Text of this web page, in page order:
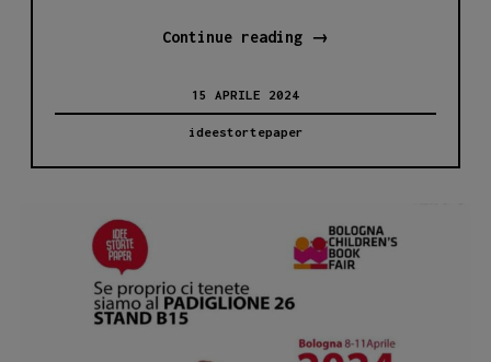
Continue reading GIULIA
NARRAZIONE
→
15 APRILE 2024
ideestortepaper